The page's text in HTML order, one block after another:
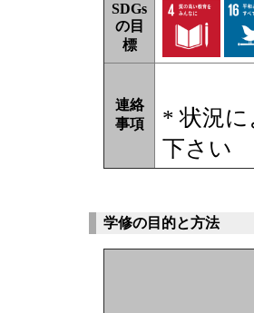
SDGs
の目
標
連絡
事項
* 状況
下さい
学修の目的と方法